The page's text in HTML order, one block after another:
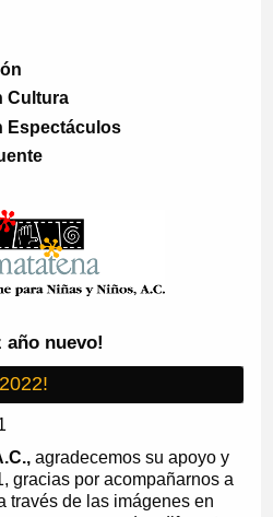
Cultura
Espectáculos
año nuevo!
agradecemos su apoyo y
gracias por acompañarnos a
través de las imágenes en